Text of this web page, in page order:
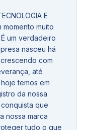
E
momento muito
um verdadeiro
nasceu há
com
até
temos em
da nossa
que
nossa marca
tudo o que